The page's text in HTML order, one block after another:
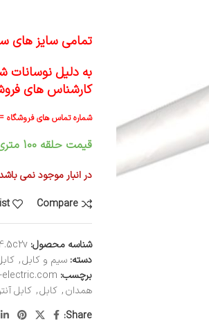
تمامی سایز های
به دلیل
کارشناس های
شماره تماس های فروشگاه = 33227950-087 33227951-087 33227952-
قیمت حلقه 100 متری
در انبار موجود نمی
Compare
شناسه محصول:
دسته: سیم و کابل,
برچسب: electric.com
همدان, کابل, کابل
Share: